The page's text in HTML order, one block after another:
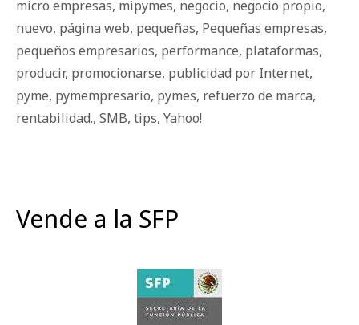
micro empresas, mipymes, negocio, negocio propio,
nuevo, página web, pequeñas, Pequeñas empresas,
pequeños empresarios, performance, plataformas,
producir, promocionarse, publicidad por Internet,
pyme, pymempresario, pymes, refuerzo de marca,
rentabilidad., SMB, tips, Yahoo!
Vende a la SFP